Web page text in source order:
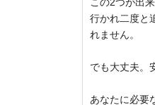
行かれ二度と
れません。
でも大丈夫。
あなたに必要